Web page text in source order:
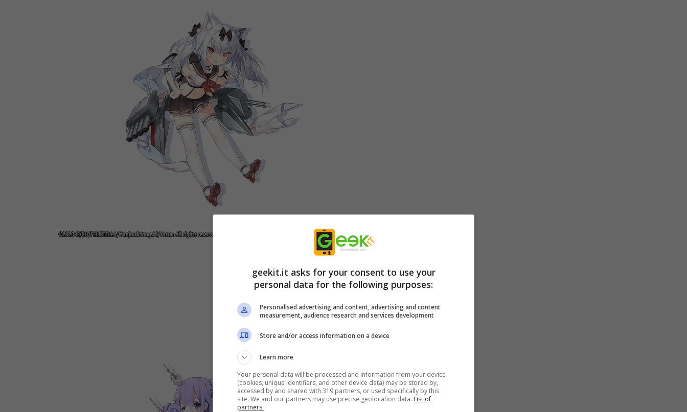
geekit.it asks for your consent to use your
personal data for the following purposes:
Personalised advertising and content, advertising and content
measurement, audience research and services development
Store and/or access information on a device
Learn more
Your personal data will be processed and information from your device
(cookies, unique identifiers, and other device data) may be stored by,
accessed by and shared with 319 partners, or used specifically by this
site. We and our partners may use precise geolocation data. List of
partners.